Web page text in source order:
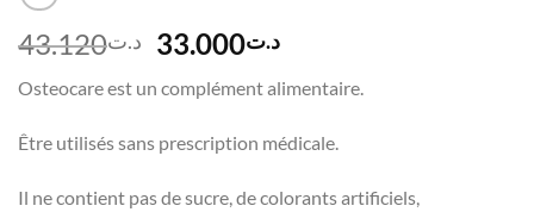
د.ت43.120
Le
initial
était :
د.ت43.120.
د.ت33.000
Le
actuel
est :
Osteocare est un complément alimentaire.
Être utilisés sans prescription médicale.
Il ne contient pas de sucre, de colorants artificiels,